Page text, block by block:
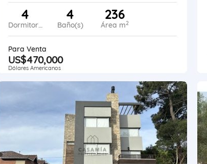
4
Dormitorios
4
Baño(s)
236
Área m2
Para Venta
US$470,000
Dólares Americanos